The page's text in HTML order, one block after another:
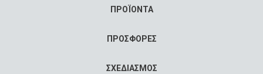
ΠΡΟΪΟΝΤΑ
ΠΡΟΣΦΟΡΕΣ
ΣΧΕΔΙΑΣΜΟΣ